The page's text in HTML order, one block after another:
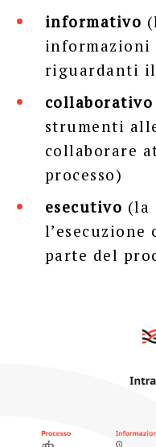
informativo
riguardanti il
collaborativo
strumenti
collaborare
processo)
esecutivo (la
parte del